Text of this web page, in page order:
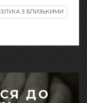
З БЛИЗЬКИМИ
ДО